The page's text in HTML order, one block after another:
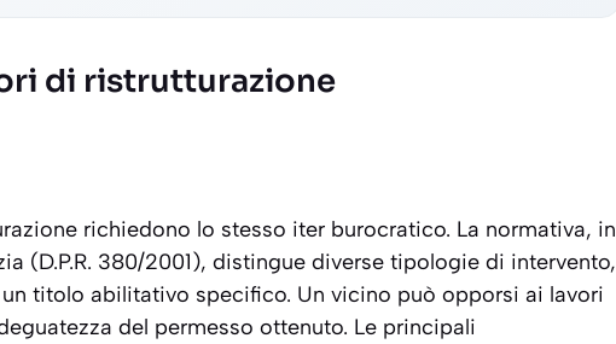
di ristrutturazione
richiedono lo stesso iter burocratico. La normativa, in
(D.P.R. 380/2001), distingue diverse tipologie di intervento,
titolo abilitativo specifico. Un vicino può opporsi ai lavori
del permesso ottenuto. Le principali